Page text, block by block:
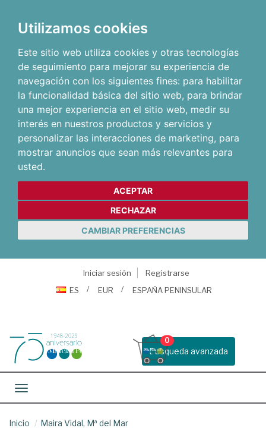
Utilizamos cookies
Este sitio web utiliza cookies y otras tecnologías
de seguimiento para mejorar su experiencia de
navegación con los siguientes fines: para habilitar
la funcionalidad básica del sitio web, para brindar
una mejor experiencia en el sitio web, medir su
interés en nuestros productos y servicios y
personalizar las interacciones de marketing, para
mostrar anuncios que sean más relevantes para
usted.
ACEPTAR
RECHAZAR
CAMBIAR PREFERENCIAS
Iniciar sesión
Registrarse
ES
EUR ESPAÑA PENINSULAR
Busqueda avanzada
0
Toggle navigation
Inicio Maira Vidal, Mª del Mar